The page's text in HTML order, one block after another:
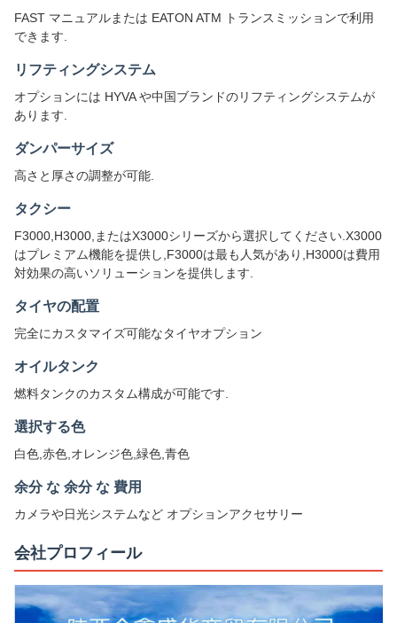
FAST マニュアルまたは EATON ATM トランスミッションで利用
できます.
リフティングシステム
オプションには HYVA や中国ブランドのリフティングシステムが
あります.
ダンパーサイズ
高さと厚さの調整が可能.
タクシー
F3000,H3000,またはX3000シリーズから選択してください.X3000
はプレミアム機能を提供し,F3000は最も人気があり,H3000は費用
対効果の高いソリューションを提供します.
タイヤの配置
完全にカスタマイズ可能なタイヤオプション
オイルタンク
燃料タンクのカスタム構成が可能です.
選択する色
白色,赤色,オレンジ色,緑色,青色
余分 な 余分 な 費用
カメラや日光システムなど オプションアクセサリー
会社プロフィール